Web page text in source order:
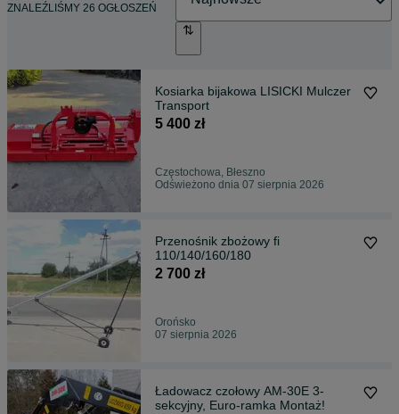
ZNALEŹLIŚMY 26 OGŁOSZEŃ
Kosiarka bijakowa LISICKI Mulczer
Transport
5 400 zł
Częstochowa, Błeszno
Odświeżono dnia 07 sierpnia 2026
Przenośnik zbożowy fi
110/140/160/180
2 700 zł
Orońsko
07 sierpnia 2026
Ładowacz czołowy AM-30E 3-
sekcyjny, Euro-ramka Montaż!